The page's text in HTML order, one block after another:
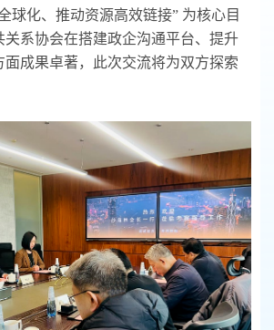
球化、推动资源高效链接” 为核心目
关系协会在搭建政企沟通平台、提升
面成果卓著，此次交流将为双方探索